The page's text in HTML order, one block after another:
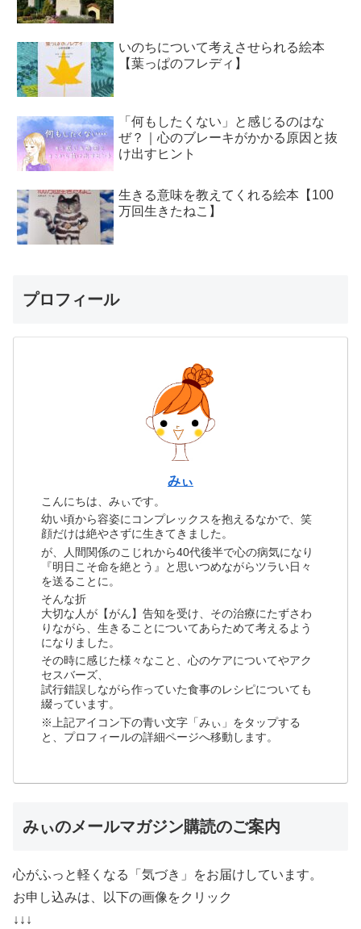
いのちについて考えさせられる絵本
【葉っぱのフレディ】
「何もしたくない」と感じるのはな
ぜ？｜心のブレーキがかかる原因と抜
け出すヒント
生きる意味を教えてくれる絵本【100
万回生きたねこ】
プロフィール
みぃ
こんにちは、みぃです。
幼い頃から容姿にコンプレックスを抱えるなかで、笑
顔だけは絶やさずに生きてきました。
が、人間関係のこじれから40代後半で心の病気になり
『明日こそ命を絶とう』と思いつめながらツラい日々
を送ることに。
そんな折
大切な人が【がん】告知を受け、その治療にたずさわ
りながら、生きることについてあらためて考えるよう
になりました。
その時に感じた様々なこと、心のケアについてやアク
セスバーズ、
試行錯誤しながら作っていた食事のレシピについても
綴っています。
※上記アイコン下の青い文字「みぃ」をタップする
と、プロフィールの詳細ページへ移動します。
みぃのメールマガジン購読のご案内
心がふっと軽くなる「気づき」をお届けしています。
お申し込みは、以下の画像をクリック
↓↓↓